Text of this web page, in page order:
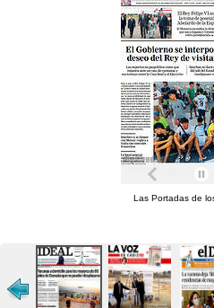
Las Portadas de